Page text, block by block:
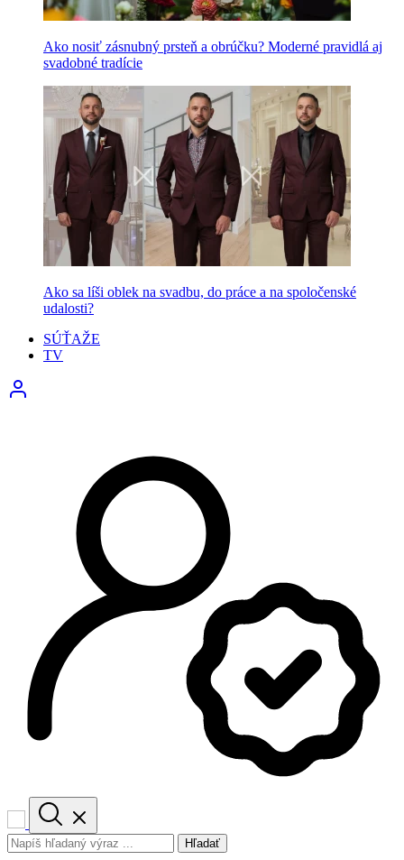
Ako nosiť zásnubný prsteň a obrúčku? Moderné pravidlá aj
svadobné tradície
Ako sa líši oblek na svadbu, do práce a na spoločenské
udalosti?
SÚŤAŽE
TV
Hľadať